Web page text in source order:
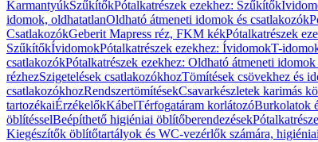
KarmantyúkSzűkítőkPótalkatrészek ezekhez: Szűkítők
idomok, oldhatatlanOldható átmeneti idomok és csatlakozók
CsatlakozókGeberit Mapress réz, FKM kékPótalkatrészek
SzűkítőkÍvidomokPótalkatrészek ezekhez: ÍvidomokT-
csatlakozókPótalkatrészek ezekhez: Oldható átmeneti
rézhezSzigetelések csatlakozókhozTömítések csövekhez és
csatlakozókhozRendszertömítésekCsavarkészletek karimás
tartozékaiÉrzékelőkKábelTérfogatáram korlátozóBurkolatok
öblítésselBeépíthető higiéniai öblítőberendezések
Kiegészítők öblítőtartályok és WC-vezérlők számára,